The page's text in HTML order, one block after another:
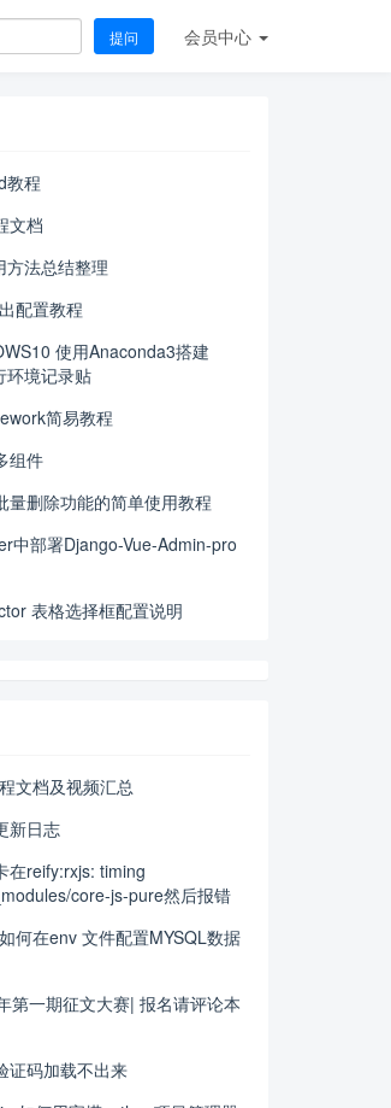
提问 会员中心
教程
文档
法总结整理
配置教程
使用Anaconda3搭建
环境记录贴
简易教程
组件
量删除功能的简单使用教程
中部署Django-Vue-Admin-pro
表格选择框配置说明
文档及视频汇总
新日志
在reify:rxjs: timing
core-js-pure然后报错
何在env 文件配置MYSQL数据
第一期征文大赛| 报名请评论本
证码加载不出来